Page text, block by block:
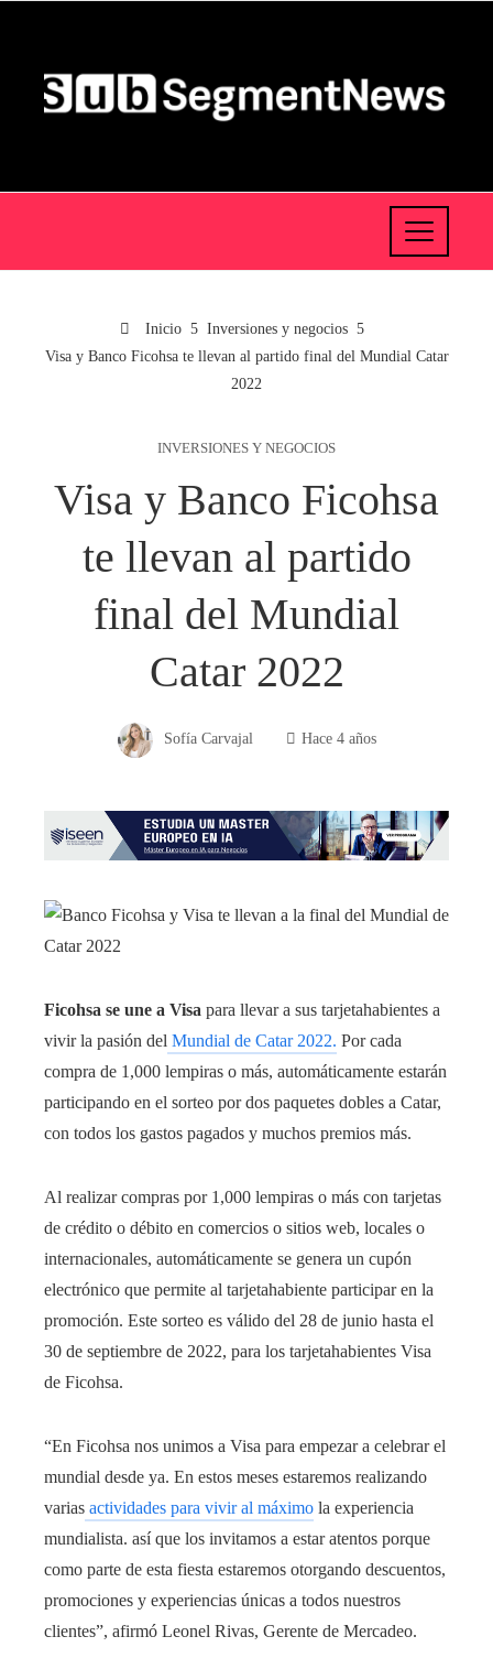
Inicio
Inversiones y negocios
Visa y Banco Ficohsa te llevan al partido final del Mundial Catar
2022
INVERSIONES Y NEGOCIOS
Visa y Banco Ficohsa
te llevan al partido
final del Mundial
Catar 2022
Sofía Carvajal Hace 4 años
Ficohsa se une a Visa para llevar a sus tarjetahabientes a
vivir la pasión del Mundial de Catar 2022. Por cada
compra de 1,000 lempiras o más, automáticamente estarán
participando en el sorteo por dos paquetes dobles a Catar,
con todos los gastos pagados y muchos premios más.
Al realizar compras por 1,000 lempiras o más con tarjetas
de crédito o débito en comercios o sitios web, locales o
internacionales, automáticamente se genera un cupón
electrónico que permite al tarjetahabiente participar en la
promoción. Este sorteo es válido del 28 de junio hasta el
30 de septiembre de 2022, para los tarjetahabientes Visa
de Ficohsa.
“En Ficohsa nos unimos a Visa para empezar a celebrar el
mundial desde ya. En estos meses estaremos realizando
varias actividades para vivir al máximo la experiencia
mundialista. así que los invitamos a estar atentos porque
como parte de esta fiesta estaremos otorgando descuentos,
promociones y experiencias únicas a todos nuestros
clientes”, afirmó Leonel Rivas, Gerente de Mercadeo.